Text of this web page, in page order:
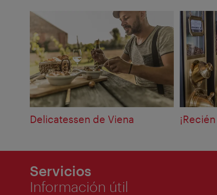
Delicatessen de Viena
Servicios
Información útil